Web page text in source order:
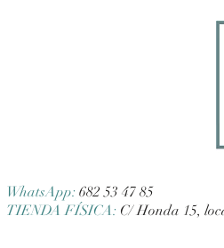
WhatsApp: 682 53 47 85
TIENDA FÍSICA: C/ Honda 15,